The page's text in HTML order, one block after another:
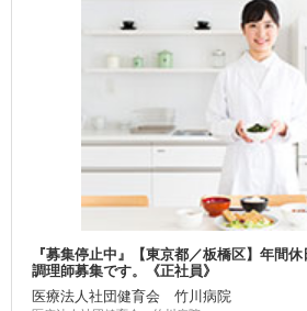
『募集停止中』【東京都／板橋区】年間
調理師募集です。《正社員》
医療法人社団健育会 竹川病院